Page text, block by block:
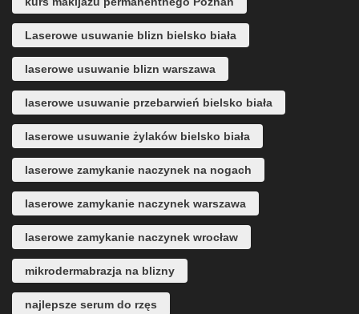
Laserowe usuwanie blizn bielsko biała
laserowe usuwanie blizn warszawa
laserowe usuwanie przebarwień bielsko biała
laserowe usuwanie żylaków bielsko biała
laserowe zamykanie naczynek na nogach
laserowe zamykanie naczynek warszawa
laserowe zamykanie naczynek wrocław
mikrodermabrazja na blizny
najlepsze serum do rzęs